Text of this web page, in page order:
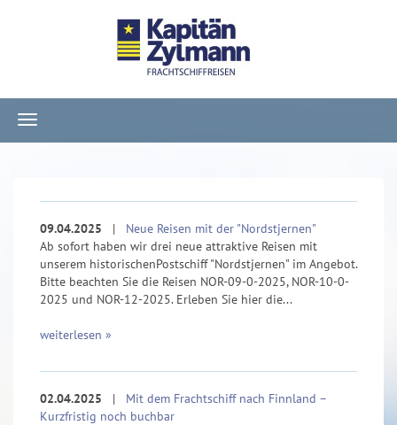
Navigation
ein-/ausblenden
09.04.2025 | Neue Reisen mit der "Nordstjernen"
Ab sofort haben wir drei neue attraktive Reisen mit
unserem historischenPostschiff "Nordstjernen" im Angebot.
Bitte beachten Sie die Reisen NOR-09-0-2025, NOR-10-0-
2025 und NOR-12-2025. Erleben Sie hier die...
weiterlesen »
02.04.2025 | Mit dem Frachtschiff nach Finnland –
Kurzfristig noch buchbar